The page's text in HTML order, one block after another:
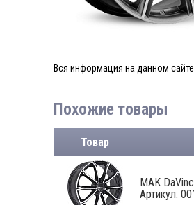
Вся информация на данном
Похожие товары
Товар
MAK
Артикул: